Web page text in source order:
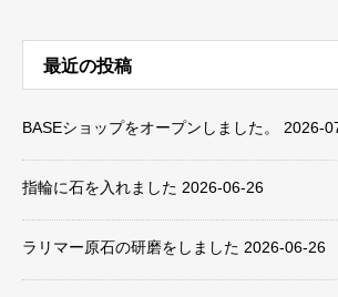
最近の投稿
BASEショップをオープンしました。 2026-
指輪に石を入れました 2026-06-26
ラリマー原石の研磨をしました 2026-06-26